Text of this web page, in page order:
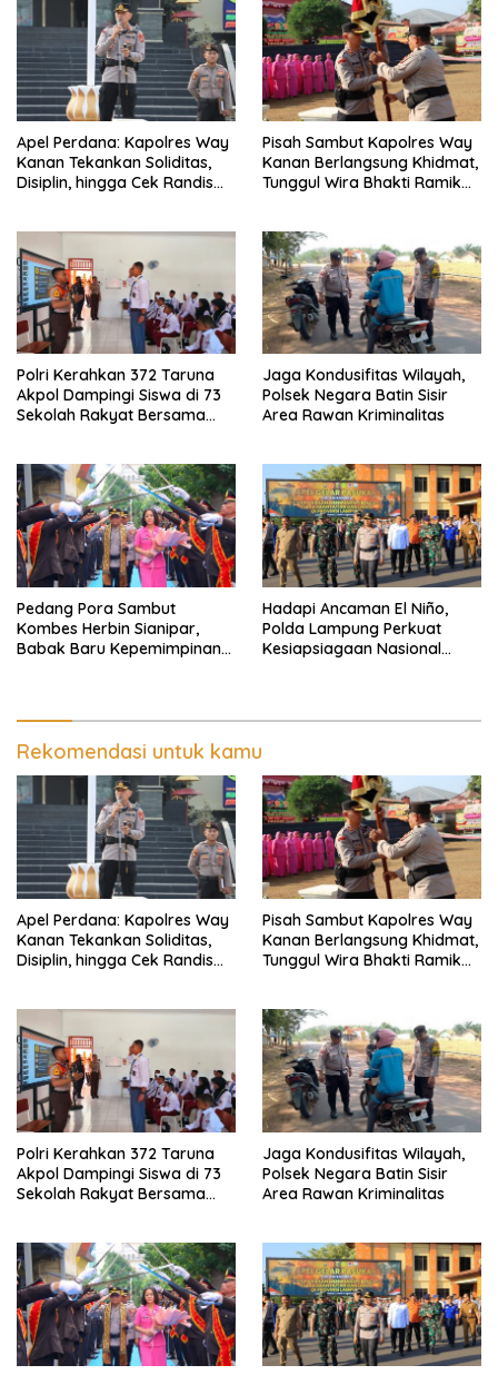
Apel Perdana: Kapolres Way
Kanan Tekankan Soliditas,
Disiplin, hingga Cek Randis
Pisah Sambut Kapolres Way
Kanan Berlangsung Khidmat,
Tunggul Wira Bhakti Ramik
Polri Kerahkan 372 Taruna
Akpol Dampingi Siswa di 73
Sekolah Rakyat Bersama
Jaga Kondusifitas Wilayah,
Polsek Negara Batin Sisir
Area Rawan Kriminalitas
Pedang Pora Sambut
Kombes Herbin Sianipar,
Babak Baru Kepemimpinan
Hadapi Ancaman El Niño,
Polda Lampung Perkuat
Kesiapsiagaan Nasional
Rekomendasi untuk kamu
Apel Perdana: Kapolres Way
Kanan Tekankan Soliditas,
Disiplin, hingga Cek Randis
Pisah Sambut Kapolres Way
Kanan Berlangsung Khidmat,
Tunggul Wira Bhakti Ramik
Polri Kerahkan 372 Taruna
Akpol Dampingi Siswa di 73
Sekolah Rakyat Bersama
Jaga Kondusifitas Wilayah,
Polsek Negara Batin Sisir
Area Rawan Kriminalitas